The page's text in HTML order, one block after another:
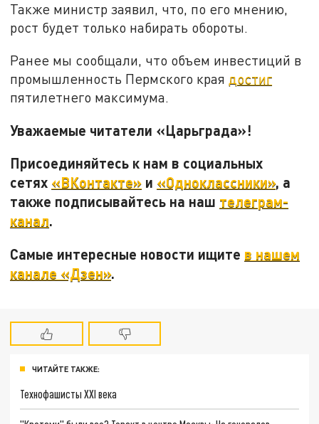
Также министр заявил, что, по его мнению,
рост будет только набирать обороты.
Ранее мы сообщали, что объем инвестиций в
промышленность Пермского края достиг
пятилетнего максимума.
Уважаемые читатели «Царьграда»!
Присоединяйтесь к нам в социальных
сетях «ВКонтакте» и «Одноклассники», а
также подписывайтесь на наш телеграм-
канал.
Самые интересные новости ищите в нашем
канале «Дзен».
ЧИТАЙТЕ ТАКЖЕ:
Технофашисты XXI века